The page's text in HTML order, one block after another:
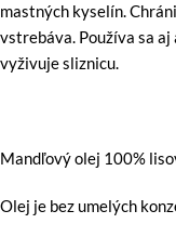
mastných kyselín.
vstrebáva. Používa sa
vyživuje sliznicu.
Mandľový olej 100%
Olej je bez umelých